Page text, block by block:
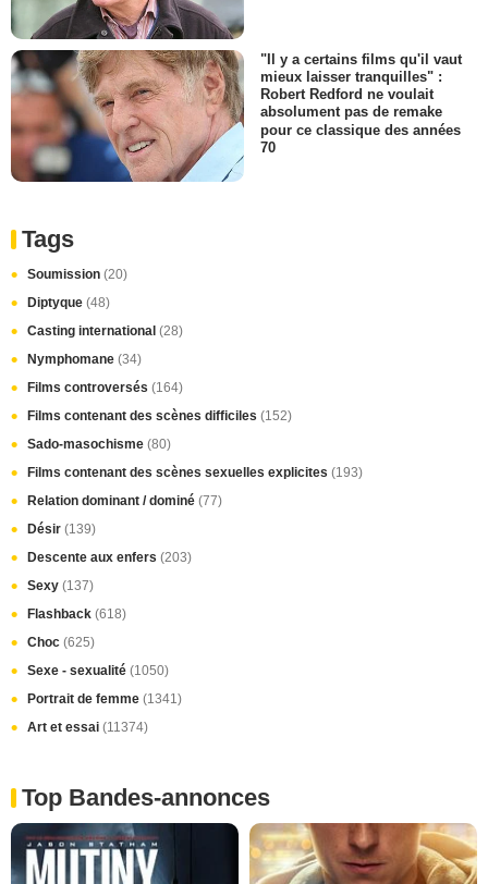
"Il y a certains films qu'il vaut
mieux laisser tranquilles" :
Robert Redford ne voulait
absolument pas de remake
pour ce classique des années
70
Tags
Soumission (20)
Diptyque (48)
Casting international (28)
Nymphomane (34)
Films controversés (164)
Films contenant des scènes difficiles (152)
Sado-masochisme (80)
Films contenant des scènes sexuelles explicites (193)
Relation dominant / dominé (77)
Désir (139)
Descente aux enfers (203)
Sexy (137)
Flashback (618)
Choc (625)
Sexe - sexualité (1050)
Portrait de femme (1341)
Art et essai (11374)
Top Bandes-annonces